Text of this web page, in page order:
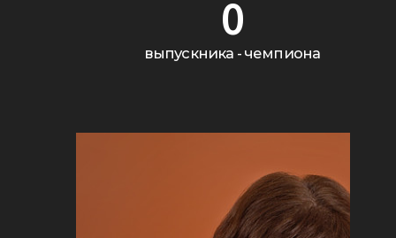
0
выпускника - чемпиона